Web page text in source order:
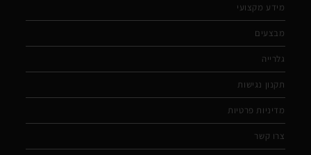
מידע מקצועי
מבצעים
גלרייה
תקנון נגישות
מדיניות פרטיות
צרו קשר